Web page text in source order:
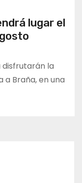
lugar el
disfrutarán la
a Braña, en una